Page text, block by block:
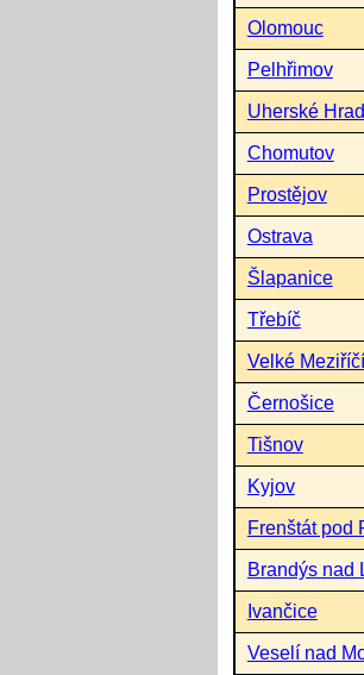
Olomouc
Pelhřimov
Uherské
Chomutov
Prostějov
Ostrava
Šlapanice
Třebíč
Velké Meziříčí
Černošice
Tišnov
Kyjov
Frenštát pod
Brandýs nad
Ivančice
Veselí nad